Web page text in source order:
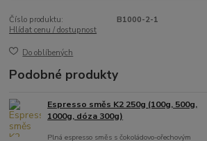
Číslo produktu:
B1000-2-1
Hlídat cenu / dostupnost
Do oblíbených
Podobné produkty
Espresso směs K2 250g (100g, 500g,
1000g, dóza 300g)
Plná espresso směs s čokoládovo-ořechovým